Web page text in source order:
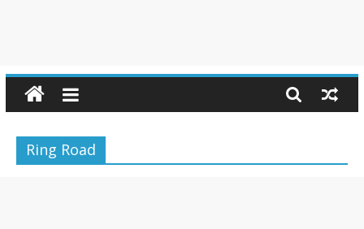
Ring Road